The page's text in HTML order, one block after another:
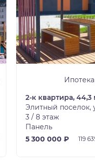
2-к квартира, 44,3
Элитный поселок,
3 / 8 этаж
Панель
5 300 000 ₽
119